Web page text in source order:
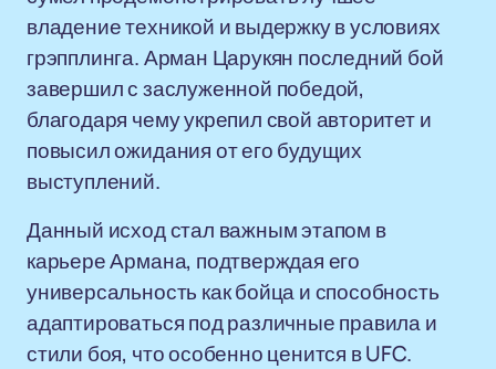
владение техникой и выдержку в условиях
грэпплинга. Арман Царукян последний бой
завершил с заслуженной победой,
благодаря чему укрепил свой авторитет и
повысил ожидания от его будущих
выступлений.
Данный исход стал важным этапом в
карьере Армана, подтверждая его
универсальность как бойца и способность
адаптироваться под различные правила и
стили боя, что особенно ценится в UFC.